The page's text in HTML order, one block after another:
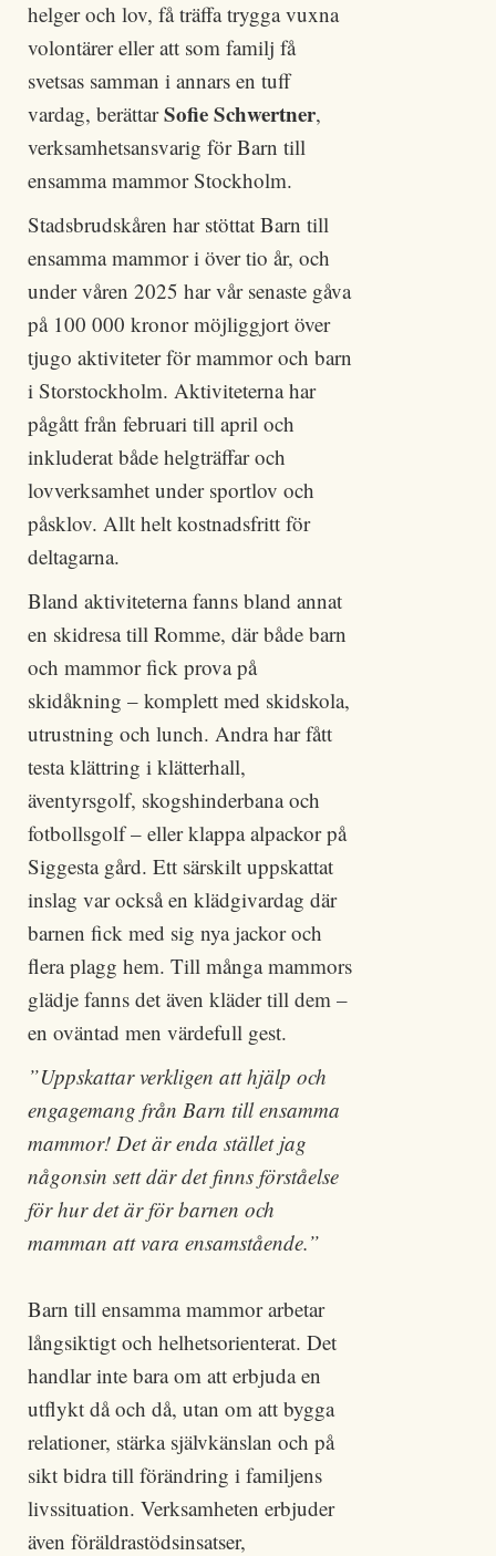
helger och lov, få träffa trygga vuxna
volontärer eller att som familj få
svetsas samman i annars en tuff
vardag, berättarSofie Schwertner,
verksamhetsansvarig för Barn till
ensamma mammor Stockholm.
Stadsbrudskåren har stöttat Barn till
ensamma mammor i över tio år, och
under våren 2025 har vår senaste gåva
på 100 000 kronor möjliggjort över
tjugo aktiviteter för mammor och barn
i Storstockholm. Aktiviteterna har
pågått från februari till april och
inkluderat både helgträffar och
lovverksamhet under sportlov och
påsklov. Allt helt kostnadsfritt för
deltagarna.
Bland aktiviteterna fanns bland annat
en skidresa till Romme, där både barn
och mammor fick prova på
skidåkning – komplett med skidskola,
utrustning och lunch. Andra har fått
testa klättring i klätterhall,
äventyrsgolf, skogshinderbana och
fotbollsgolf – eller klappa alpackor på
Siggesta gård. Ett särskilt uppskattat
inslag var också en klädgivardag där
barnen fick med sig nya jackor och
flera plagg hem. Till många mammors
glädje fanns det även kläder till dem –
en oväntad men värdefull gest.
”Uppskattar verkligen att hjälp och
engagemang från Barn till ensamma
mammor! Det är enda stället jag
någonsin sett där det finns förståelse
för hur det är för barnen och
mamman att vara ensamstående.”
Barn till ensamma mammor arbetar
långsiktigt och helhetsorienterat. Det
handlar inte bara om att erbjuda en
utflykt då och då, utan om att bygga
relationer, stärka självkänslan och på
sikt bidra till förändring i familjens
livssituation. Verksamheten erbjuder
även föräldrastödsinsatser,